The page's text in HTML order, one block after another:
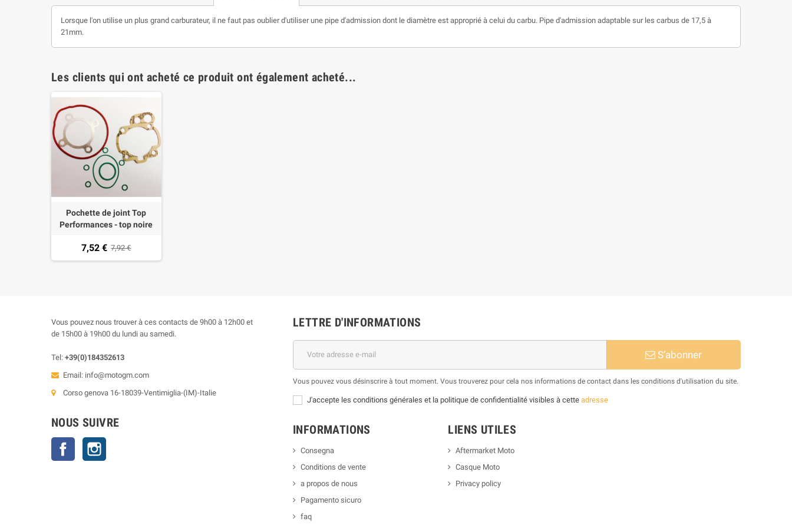
Lorsque l'on utilise un plus grand carburateur, il ne faut pas oublier d'utiliser une pipe d'admission dont le diamètre est approprié à celui du carbu. Pipe d'admission adaptable sur les carbus de 17,5 à
21mm.
Les clients qui ont acheté ce produit ont également acheté...
Pochette de joint Top
Performances - top noire
7,52 € 7,92 €
Vous pouvez nous trouver à ces contacts de 9h00 à 12h00 et
de 15h00 à 19h00 du lundi au samedi.
Tel: +39(0)184352613
Email: info@motogm.com
Corso genova 16-18039-Ventimiglia-(IM)-Italie
NOUS SUIVRE
Facebook
LETTRE D'INFORMATIONS
S’abonner
Vous pouvez vous désinscrire à tout moment. Vous trouverez pour cela nos informations de contact dans les conditions d'utilisation du site.
J'accepte les conditions générales et la politique de confidentialité visibles à cette adresse
INFORMATIONS
Consegna
Conditions de vente
a propos de nous
Pagamento sicuro
faq
LIENS UTILES
Aftermarket Moto
Casque Moto
Privacy policy